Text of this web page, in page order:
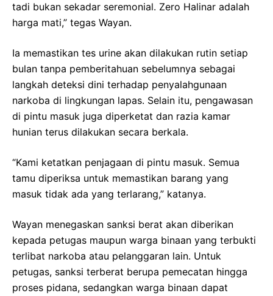
tadi bukan sekadar seremonial. Zero Halinar adalah
harga mati,” tegas Wayan.
Ia memastikan tes urine akan dilakukan rutin setiap
bulan tanpa pemberitahuan sebelumnya sebagai
langkah deteksi dini terhadap penyalahgunaan
narkoba di lingkungan lapas. Selain itu, pengawasan
di pintu masuk juga diperketat dan razia kamar
hunian terus dilakukan secara berkala.
“Kami ketatkan penjagaan di pintu masuk. Semua
tamu diperiksa untuk memastikan barang yang
masuk tidak ada yang terlarang,” katanya.
Wayan menegaskan sanksi berat akan diberikan
kepada petugas maupun warga binaan yang terbukti
terlibat narkoba atau pelanggaran lain. Untuk
petugas, sanksi terberat berupa pemecatan hingga
proses pidana, sedangkan warga binaan dapat